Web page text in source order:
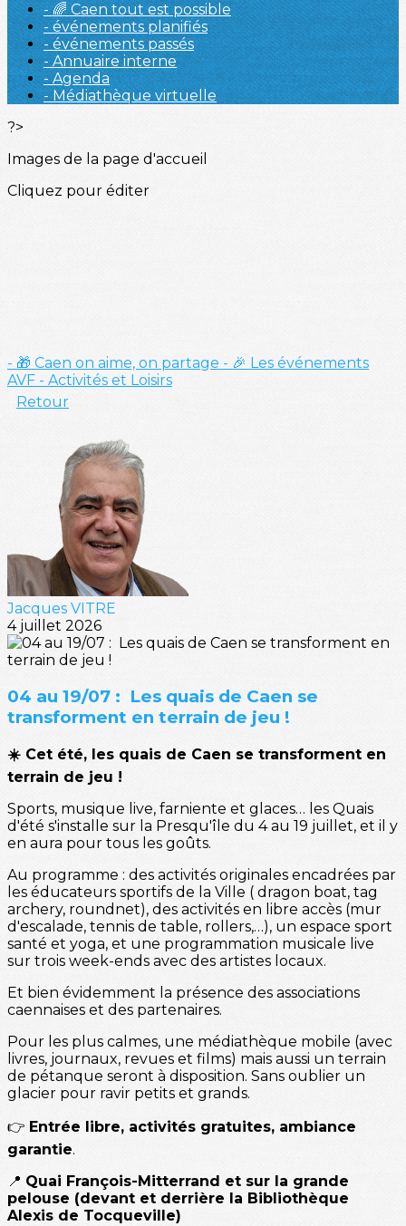
- 🌈 Caen tout est possible
- événements planifiés
- événements passés
- Annuaire interne
- Agenda
- Médiathèque virtuelle
?>
Images de la page d'accueil
Cliquez pour éditer
- 🎁 Caen on aime, on partage - 🎉 Les événements
AVF - Activités et Loisirs
Retour
Jacques VITRE
4 juillet 2026
04 au 19/07 : Les quais de Caen se
transforment en terrain de jeu !
☀️ Cet été, les quais de Caen se transforment en
terrain de jeu !
Sports, musique live, farniente et glaces… les Quais
d'été s'installe sur la Presqu'île du 4 au 19 juillet, et il y
en aura pour tous les goûts.
Au programme : des activités originales encadrées par
les éducateurs sportifs de la Ville ( dragon boat, tag
archery, roundnet), des activités en libre accès (mur
d'escalade, tennis de table, rollers,…), un espace sport
santé et yoga, et une programmation musicale live
sur trois week-ends avec des artistes locaux.
Et bien évidemment la présence des associations
caennaises et des partenaires.
Pour les plus calmes, une médiathèque mobile (avec
livres, journaux, revues et films) mais aussi un terrain
de pétanque seront à disposition. Sans oublier un
glacier pour ravir petits et grands.
👉 Entrée libre, activités gratuites, ambiance
garantie.
📍 Quai François-Mitterrand et sur la grande
pelouse (devant et derrière la Bibliothèque
Alexis de Tocqueville)